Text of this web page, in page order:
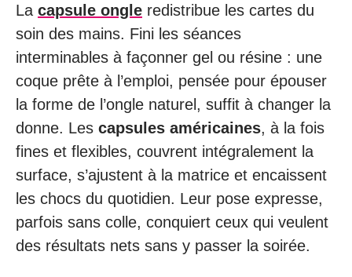
La capsule ongle redistribue les cartes du
soin des mains. Fini les séances
interminables à façonner gel ou résine : une
coque prête à l’emploi, pensée pour épouser
la forme de l’ongle naturel, suffit à changer la
donne. Les capsules américaines, à la fois
fines et flexibles, couvrent intégralement la
surface, s’ajustent à la matrice et encaissent
les chocs du quotidien. Leur pose expresse,
parfois sans colle, conquiert ceux qui veulent
des résultats nets sans y passer la soirée.